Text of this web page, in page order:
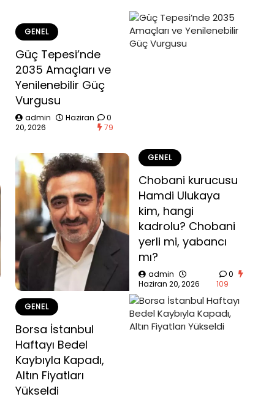
GENEL
Güç Tepesi’nde
2035 Amaçları ve
Yenilenebilir Güç
Vurgusu
admin
Haziran
20, 2026
0
79
GENEL
Chobani kurucusu
Hamdi Ulukaya
kim, hangi
kadrolu? Chobani
yerli mi, yabancı
mı?
admin
Haziran 20, 2026
0
109
GENEL
Borsa İstanbul
Haftayı Bedel
Kaybıyla Kapadı,
Altın Fiyatları
Yükseldi